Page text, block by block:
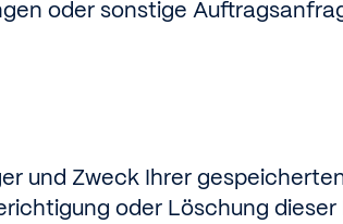
oder sonstige
und Zweck Ihrer
oder Löschung dieser